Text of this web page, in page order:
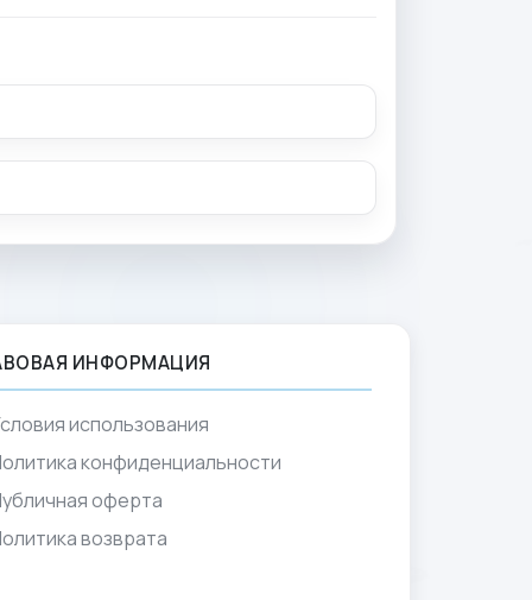
ИНФОРМАЦИЯ
использования
конфиденциальности
оферта
возврата